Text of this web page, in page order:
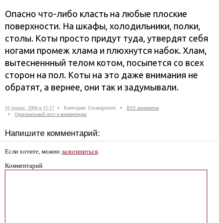
Опасно что-либо класть на любые плоские
поверхности. На шкафы, холодильники, полки,
столы. Коты просто придут туда, утвердят себя
ногами промеж хлама и плюхнутся набок. Хлам,
вытесненнный телом котом, посыпется со всех
сторон на пол. Коты на это даже внимания не
обратят, а вернее, они так и задумывали.
16 August, 2008 в 11:17 Категории: Uncategorized.
RSS комментов
Оригинальный пост и комментарии
Напишите комментарий:
Если хотите, можно залогиниться
Комментарий